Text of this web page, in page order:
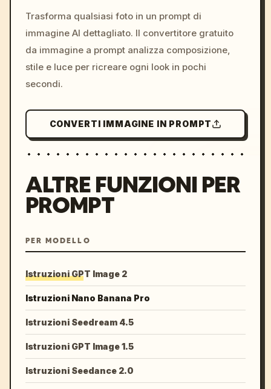
colors, 8k --v 6.0
Trasforma qualsiasi foto in un prompt di
immagine AI dettagliato. Il convertitore gratuito
da immagine a prompt analizza composizione,
stile e luce per ricreare ogni look in pochi
secondi.
CONVERTI IMMAGINE IN PROMPT
ALTRE FUNZIONI PER
PROMPT
PER MODELLO
Istruzioni GPT Image 2
Istruzioni Nano Banana Pro
Istruzioni Seedream 4.5
Istruzioni GPT Image 1.5
Istruzioni Seedance 2.0